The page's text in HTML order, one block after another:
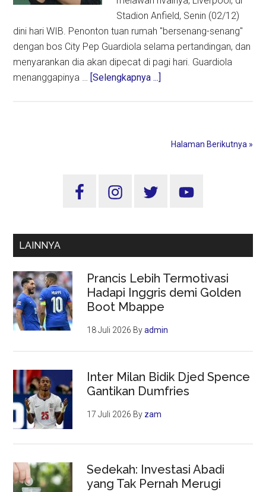
Stadion Anfield, Senin (02/12)
dini hari WIB. Penonton tuan rumah "bersenang-senang"
dengan bos City Pep Guardiola selama pertandingan, dan
menyarankan dia akan dipecat di pagi hari. Guardiola
menanggapinya … [Selengkapnya ...]
ada
Liverpool
Man
Anfield
Halaman Berikutnya »
Sidebar
LAINNYA
Prancis Lebih Termotivasi
Hadapi Inggris demi Golden
Boot Mbappe
18 Juli 2026 Byadmin
Inter Milan Bidik Djed Spence
Gantikan Dumfries
17 Juli 2026 By zam
Sedekah: Investasi Abadi
yang Tak Pernah Merugi